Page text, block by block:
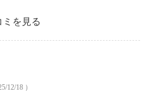
ミを見る
12/18 ）